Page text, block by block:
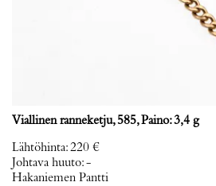
Viallinen ranneketju, 585, Paino: 3,4 g
Lähtöhinta:220 €
Johtava huuto:-
Hakaniemen Pantti